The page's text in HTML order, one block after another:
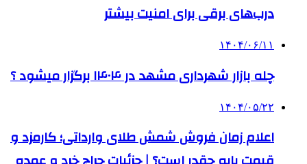
درب‌های برقی برای امنیت بیشتر
۱۴۰۴/۰۶/۱۱
چله بازار شهرداری مشهد در ۱۴۰۴ برگزار میشود ؟
۱۴۰۴/۰۵/۲۲
اعلام زمان فروش شمش طلای وارداتی؛ کارمزد و